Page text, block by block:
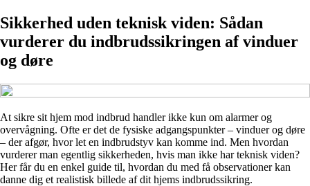
Sikkerhed uden teknisk viden: Sådan
vurderer du indbrudssikringen af vinduer
og døre
At sikre sit hjem mod indbrud handler ikke kun om alarmer og
overvågning. Ofte er det de fysiske adgangspunkter – vinduer og døre
– der afgør, hvor let en indbrudstyv kan komme ind. Men hvordan
vurderer man egentlig sikkerheden, hvis man ikke har teknisk viden?
Her får du en enkel guide til, hvordan du med få observationer kan
danne dig et realistisk billede af dit hjems indbrudssikring.